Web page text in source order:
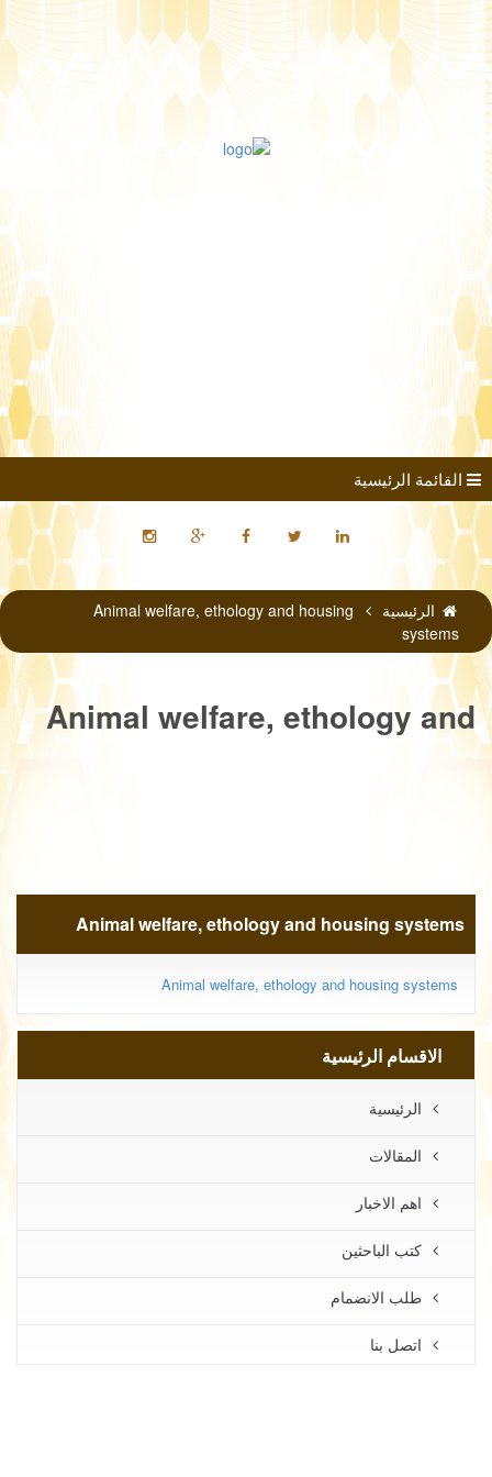
القائمة الرئيسية
الرئيسية
Animal welfare, ethology and housing
systems
Animal welfare, ethology and
Animal welfare, ethology and housing systems
Animal welfare, ethology and housing systems
الاقسام الرئيسية
الرئيسية
المقالات
اهم الاخبار
كتب الباحثين
طلب الانضمام
اتصل بنا